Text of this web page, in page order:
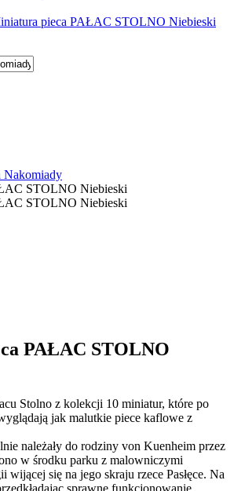
PAŁAC STOLNO
Stolno z kolekcji 10 miniatur, które po
jak malutkie piece kaflowe z
należały do rodziny von Kuenheim przez
w środku parku z malowniczymi
wijącej się na jego skraju rzece Pasłęce. Na
sprawne funkcjonowanie